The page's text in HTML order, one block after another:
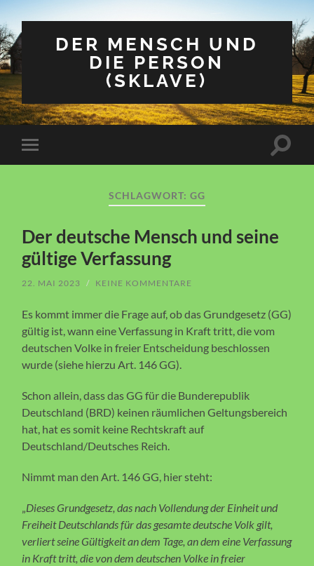
DER MENSCH UND
DIE PERSON
(SKLAVE)
Mobile-
Menü
SCHLAGWORT: GG
Der deutsche Mensch und seine
gültige Verfassung
22. MAI 2023 / KEINE KOMMENTARE
Es kommt immer die Frage auf, ob das Grundgesetz (GG)
gültig ist, wann eine Verfassung in Kraft tritt, die vom
deutschen Volke in freier Entscheidung beschlossen
wurde (siehe hierzu Art. 146 GG).
Schon allein, dass das GG für die Bunderepublik
Deutschland (BRD) keinen räumlichen Geltungsbereich
hat, hat es somit keine Rechtskraft auf
Deutschland/Deutsches Reich.
Nimmt man den Art. 146 GG, hier steht:
„Dieses Grundgesetz, das nach Vollendung der Einheit und
Freiheit Deutschlands für das gesamte deutsche Volk gilt,
verliert seine Gültigkeit an dem Tage, an dem eine Verfassung
in Kraft tritt, die von dem deutschen Volke in freier